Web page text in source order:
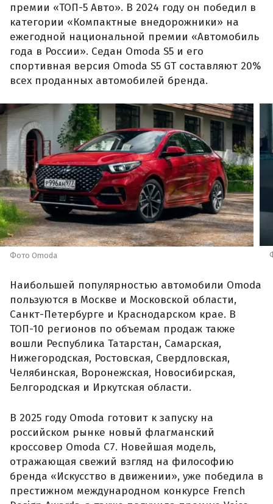
премии «ТОП-5 Авто». В 2024 году он победил в
категории «Компактные внедорожники» на
ежегодной национальной премии «Автомобиль
года в России». Седан Omoda S5 и его
спортивная версия Omoda S5 GT составляют 20%
всех проданных автомобилей бренда.
Фото Omoda
Наибольшей популярностью автомобили Omoda
пользуются в Москве и Московской области,
Санкт-Петербурге и Краснодарском крае. В
ТОП-10 регионов по объемам продаж также
вошли Республика Татарстан, Самарская,
Нижегородская, Ростовская, Свердловская,
Челябинская, Воронежская, Новосибирская,
Белгородская и Иркутская области.
В 2025 году Omoda готовит к запуску на
российском рынке новый флагманский
кроссовер Omoda C7. Новейшая модель,
отражающая свежий взгляд на философию
бренда «Искусство в движении», уже победила в
престижном международном конкурсе French